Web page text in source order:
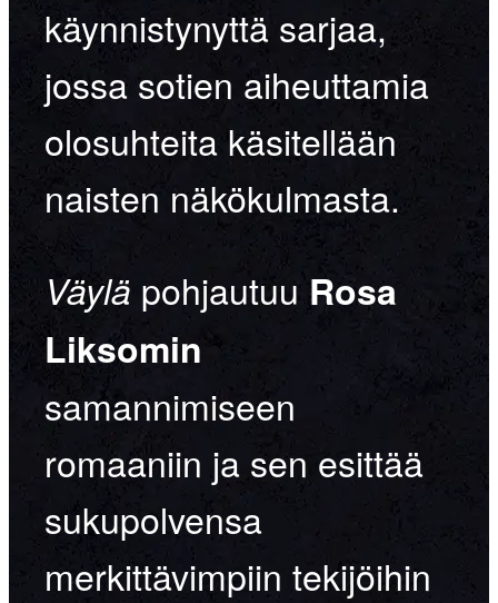
käynnistynyttä sarjaa,
jossa sotien aiheuttamia
olosuhteita käsitellään
naisten näkökulmasta.
Väylä pohjautuuRosa
Liksomin
samannimiseen
romaaniin ja sen esittää
sukupolvensa
merkittävimpiin tekijöihin